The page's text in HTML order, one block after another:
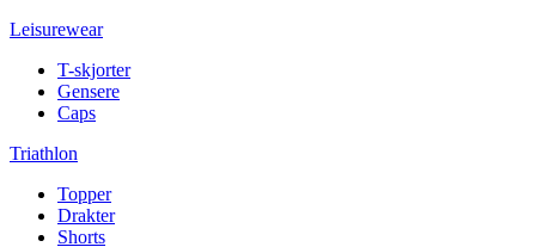
Leisurewear
T-skjorter
Gensere
Caps
Triathlon
Topper
Drakter
Shorts